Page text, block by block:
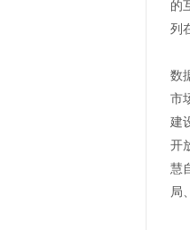
的
列
数
市
建
开
慧
局